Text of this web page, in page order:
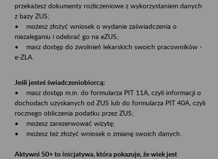
przekażesz dokumenty rozliczeniowe z wykorzystaniem danych
z bazy ZUS;
• możesz złożyć wniosek o wydanie zaświadczenia o
niezaleganiu i odebrać go na eZUS;
• masz dostęp do zwolnień lekarskich swoich pracowników -
e-ZLA.
Jeśli jesteś świadczeniobiorcą:
• masz dostęp m.in. do formularza PIT 11A, czyli informacji o
dochodach uzyskanych od ZUS lub do formularza PIT 40A, czyli
rocznego obliczenia podatku przez ZUS;
• możesz zarezerwować wizytę;
• możesz też złożyć wniosek o zmianę swoich danych.
Aktywni 50+ to inicjatywa, która pokazuje, że wiek jest